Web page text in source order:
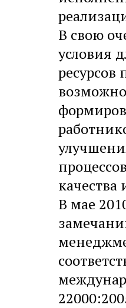
В свою
условия
В мае